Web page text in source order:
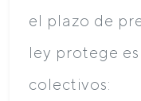
el plazo de
ley protege
colectivos: